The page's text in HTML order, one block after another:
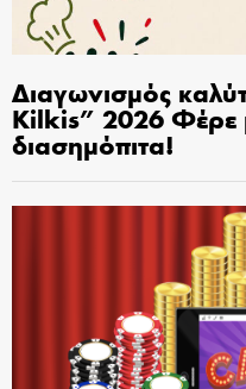
Διαγωνισμός
Kilkis” 2026 Φέρε
διασημόπιτα!